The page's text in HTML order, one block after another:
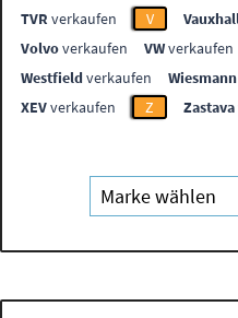
TVR verkaufen V
Volvoverkaufen VWverkaufen
Westfieldverkaufen Wiesmann
XEVverkaufen Z Zastava